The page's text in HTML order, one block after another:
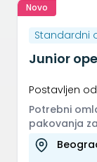
Novo
Standardni
Junior
Postavljen
Potrebni
pakovanja
trake,